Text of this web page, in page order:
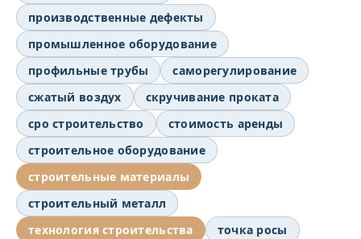
производственные дефекты
промышленное оборудование
профильные трубы
саморегулирование
сжатый воздух
скручивание проката
сро строительство
стоимость аренды
строительное оборудование
строительные материалы
строительный металл
технология строительства
точка росы